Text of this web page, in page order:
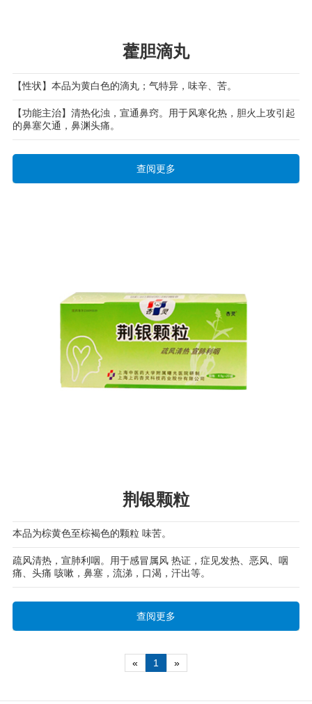
藿胆滴丸
【性状】本品为黄白色的滴丸；气特异，味辛、苦。
【功能主治】清热化浊，宣通鼻窍。用于风寒化热，胆火上攻引起
的鼻塞欠通，鼻渊头痛。
查阅更多
荆银颗粒
本品为棕黄色至棕褐色的颗粒 味苦。
疏风清热，宣肺利咽。用于感冒属风 热证，症见发热、恶风、咽
痛、头痛 咳嗽，鼻塞，流涕，口渴，汗出等。
查阅更多
« 1 »